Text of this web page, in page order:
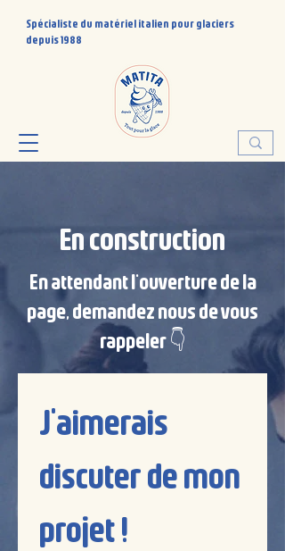
Spécialiste du matériel italien pour glaciers
depuis 1988
En construction
En attendant l'ouverture de la
page, demandez nous de vous
rappeler 👇
J'aimerais
discuter de mon
projet !